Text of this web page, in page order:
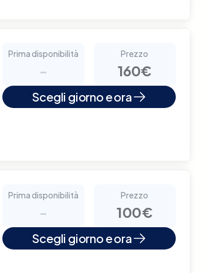
Prima disponibilità
-
Prezzo
160€
Scegli giorno e ora
Prima disponibilità
-
Prezzo
100€
Scegli giorno e ora